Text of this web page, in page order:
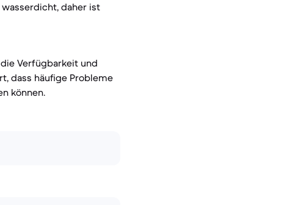
daher ist
Verfügbarkeit und
dass häufige Probleme
können.